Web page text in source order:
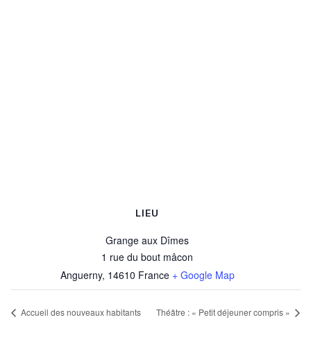
LIEU
Grange aux Dîmes
1 rue du bout mâcon
Anguerny, 14610 France + Google Map
Accueil des nouveaux habitants Théâtre : « Petit déjeuner compris »